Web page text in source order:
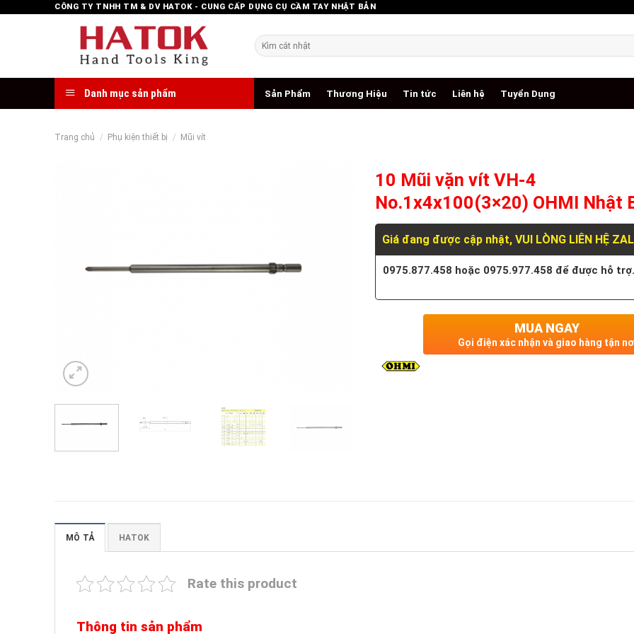
CÔNG TY TNHH TM & DV HATOK - CUNG CẤP DỤNG CỤ CẦM TAY NHẬT BẢN
Tìm
kiếm:
Danh mục sản phẩm Sản Phẩm Thương Hiệu Tin tức Liên hệ Tuyển Dụng
Trang chủ / Phụ kiện thiết bị / Mũi vít
10 Mũi vặn vít VH-4
No.1x4x100(3×20) OHMI Nhật
Giá đang được cập nhật, VUI LÒNG LIÊN HỆ
0975.877.458 hoặc 0975.977.458 để được hỗ
MUA NGAY
Gọi điện xác nhận và giao hàng tận
MÔ TẢ HATOK
Rate this product
Thông tin sản phẩm